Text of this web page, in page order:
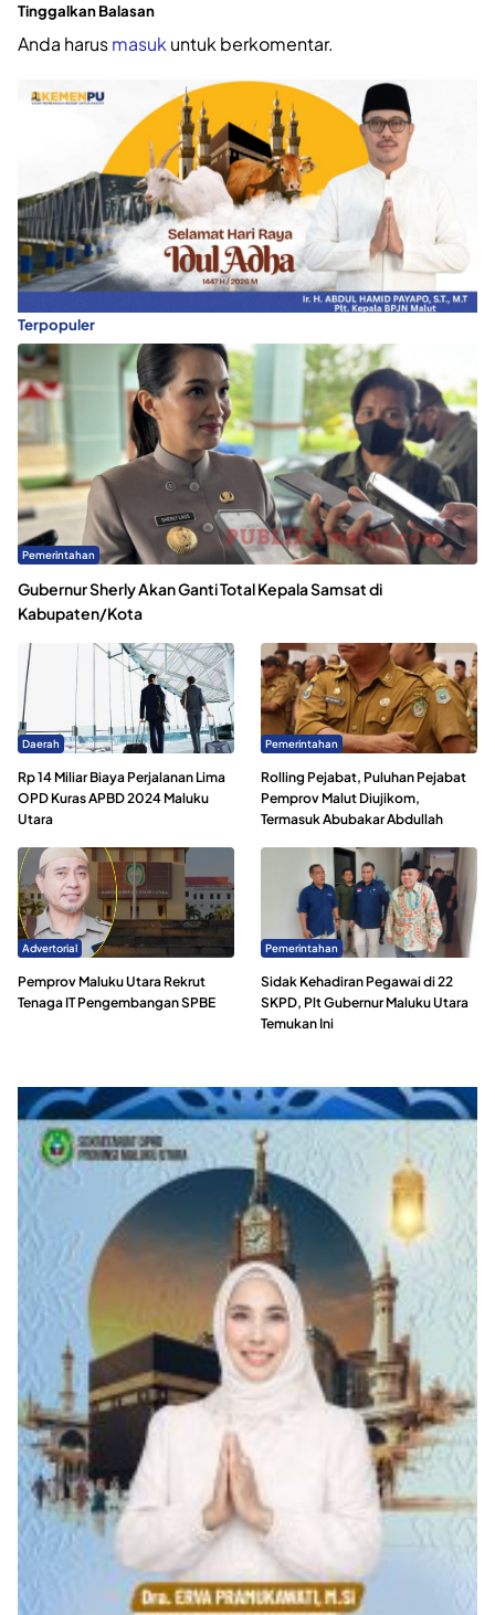
Tinggalkan Balasan
Anda harusmasuk untuk berkomentar.
Terpopuler
Pemerintahan
Gubernur Sherly Akan Ganti Total Kepala Samsat di
Kabupaten/Kota
Daerah
Rp 14 Miliar Biaya Perjalanan Lima
OPD Kuras APBD 2024 Maluku
Utara
Pemerintahan
Rolling Pejabat, Puluhan Pejabat
Pemprov Malut Diujikom,
Termasuk Abubakar Abdullah
Advertorial
Pemprov Maluku Utara Rekrut
Tenaga IT Pengembangan SPBE
Pemerintahan
Sidak Kehadiran Pegawai di 22
SKPD, Plt Gubernur Maluku Utara
Temukan Ini